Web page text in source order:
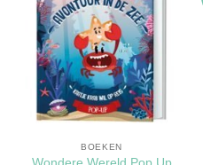
Toevoegen
aan
verlanglijst
BOEKEN